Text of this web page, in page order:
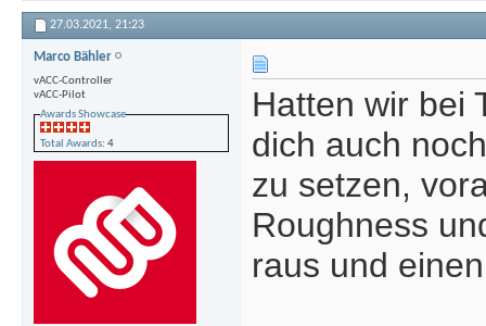
27.03.2021, 21:23
Marco Bähler
vACC-Controller
vACC-Pilot
Awards Showcase
Total Awards: 4
Hatten wir bei
dich auch
zu setzen,
Roughness
raus und